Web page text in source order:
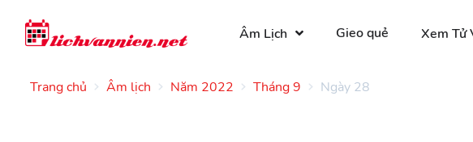
Âm Lịch Gieo quẻ Xem Tử
Trang chủ Âm lịch Năm 2022 Tháng 9 Ngày 28